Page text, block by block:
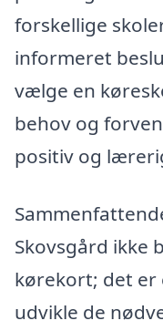
forskellige
informeret
vælge en
behov og
positiv og
Skovsgård ikke
kørekort; det er
udvikle de